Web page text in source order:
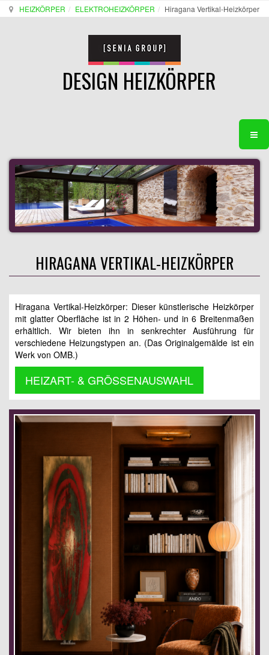
HEIZKÖRPER ELEKTROHEIZKÖRPER Hiragana Vertikal-Heizkörper
DESIGN HEIZKÖRPER
HIRAGANA VERTIKAL-HEIZKÖRPER
Hiragana Vertikal-Heizkörper: Dieser künstlerische Heizkörper
mit glatter Oberfläche ist in 2 Höhen- und in 6 Breitenmaßen
erhältlich. Wir bieten ihn in senkrechter Ausführung für
verschiedene Heizungstypen an. (Das Originalgemälde ist ein
Werk von OMB.)
HEIZART- & GRÖSSENAUSWAHL